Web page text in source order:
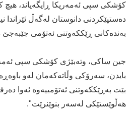
کۆشکی سپى ئه‌مه‌ریکا ڕایگه‌یاند، هیچ
ده‌ستپێکردنی دانوستان له‌گه‌ڵ ئێراندا
به‌نده‌کانی ڕێککه‌وتنی ئه‌تۆمی
جین ساکی، وته‌بێژی کۆشکی سپی
بایدن، سه‌رۆکی وڵاته‌که‌مان له‌و
بێت به‌ڕێککه‌وتنی ئه‌تۆمییه‌وه‌ ئه‌وا
هه‌ڵوێستێکی له‌سه‌ر بنوێنرێت".